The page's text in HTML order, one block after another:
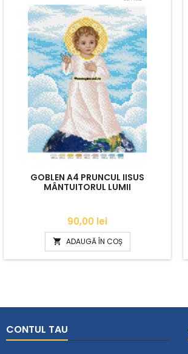
GOBLEN A4 PRUNCUL IISUS
MÂNTUITORUL LUMII
Pret
90,00 lei
 ADAUGĂ ÎN COȘ
CONTUL TAU